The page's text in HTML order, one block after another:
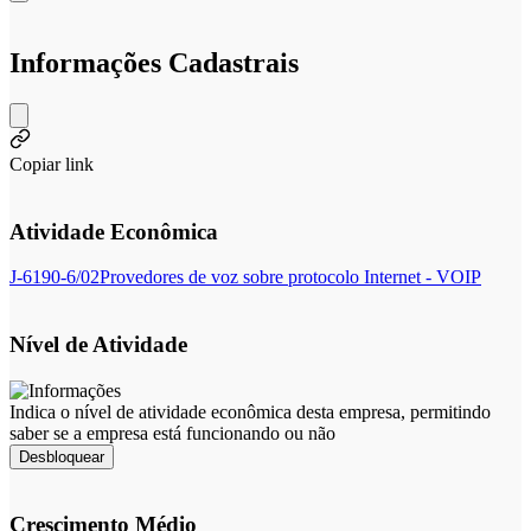
Informações Cadastrais
Copiar link
Atividade Econômica
J-6190-6/02Provedores de voz sobre protocolo Internet - VOIP
Nível de Atividade
Indica o nível de atividade econômica desta empresa, permitindo
saber se a empresa está funcionando ou não
Desbloquear
Crescimento Médio